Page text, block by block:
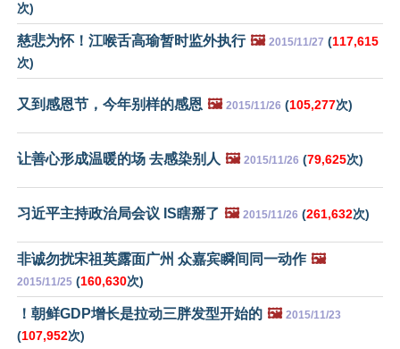
次)
慈悲为怀！江喉舌高瑜暂时监外执行 🖼️ 2015/11/27 (117,615
次)
又到感恩节，今年别样的感恩 🖼️ 2015/11/26 (105,277次)
让善心形成温暖的场 去感染别人 🖼️ 2015/11/26 (79,625次)
习近平主持政治局会议 IS瞎掰了 🖼️ 2015/11/26 (261,632次)
非诚勿扰宋祖英露面广州 众嘉宾瞬间同一动作 🖼️
2015/11/25 (160,630次)
！朝鲜GDP增长是拉动三胖发型开始的 🖼️ 2015/11/23
(107,952次)